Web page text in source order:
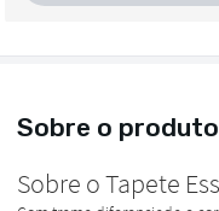
Sobre o produto